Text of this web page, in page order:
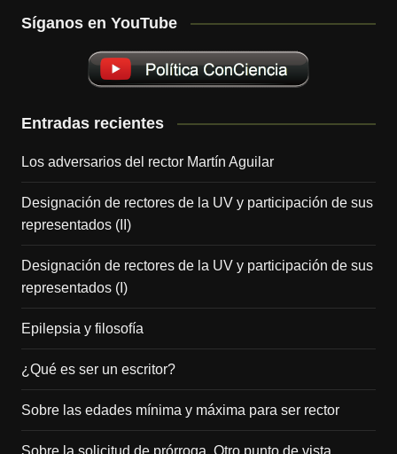
Síganos en YouTube
Entradas recientes
Los adversarios del rector Martín Aguilar
Designación de rectores de la UV y participación de sus
representados (II)
Designación de rectores de la UV y participación de sus
representados (I)
Epilepsia y filosofía
¿Qué es ser un escritor?
Sobre las edades mínima y máxima para ser rector
Sobre la solicitud de prórroga. Otro punto de vista